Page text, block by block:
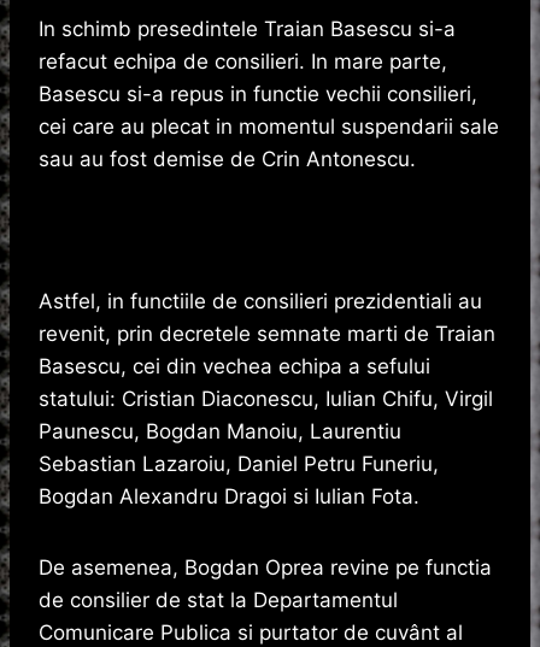
In schimb presedintele Traian Basescu si-a
refacut echipa de consilieri. In mare parte,
Basescu si-a repus in functie vechii consilieri,
cei care au plecat in momentul suspendarii sale
sau au fost demise de Crin Antonescu.
Astfel, in functiile de consilieri prezidentiali au
revenit, prin decretele semnate marti de Traian
Basescu, cei din vechea echipa a sefului
statului: Cristian Diaconescu, Iulian Chifu, Virgil
Paunescu, Bogdan Manoiu, Laurentiu
Sebastian Lazaroiu, Daniel Petru Funeriu,
Bogdan Alexandru Dragoi si Iulian Fota.
De asemenea, Bogdan Oprea revine pe functia
de consilier de stat la Departamentul
Comunicare Publica si purtator de cuvânt al